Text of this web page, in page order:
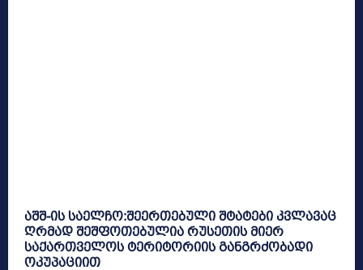
აშშ-ის საელჩო:შეერთებული შტატები კვლავაც
ღრმად შეშფოთებულია რუსეთის მიერ
საქართველოს ტერიტორიის განგრძობადი
ოკუპაციით